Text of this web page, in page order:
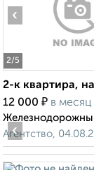
2/5
‹
2-к квартира,
12 000 ₽ в месяц
Агентство,
‹